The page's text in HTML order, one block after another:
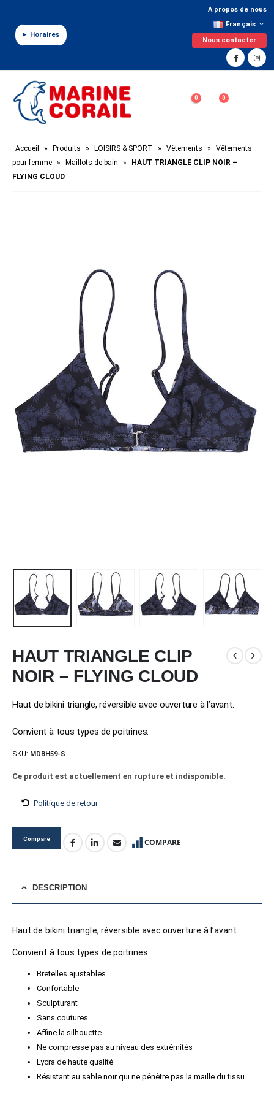
Horaires
À propos de nous
Français
Nous contacter
0 0
Accueil » Produits » LOISIRS & SPORT » Vêtements »
Vêtements
pour femme » Maillots de bain »
HAUT TRIANGLE CLIP NOIR –
FLYING CLOUD
HAUT TRIANGLE CLIP
NOIR – FLYING CLOUD
Haut de bikini triangle, réversible avec ouverture à l’avant.
Convient à tous types de poitrines.
SKU: MDBH59-S
Ce produit est actuellement en rupture et indisponible.
Politique de retour
Compare COMPARE
DESCRIPTION
Haut de bikini triangle, réversible avec ouverture à l’avant.
Convient à tous types de poitrines.
Bretelles ajustables
Confortable
Sculpturant
Sans coutures
Affine la silhouette
Ne compresse pas au niveau des extrémités
Lycra de haute qualité
Résistant au sable noir qui ne pénètre pas la maille du tissu